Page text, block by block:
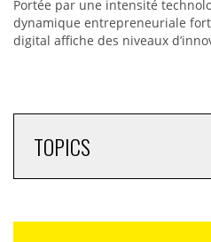
Portée par une intensité
dynamique entrepreneuriale
digital affiche des niveaux
TOPICS